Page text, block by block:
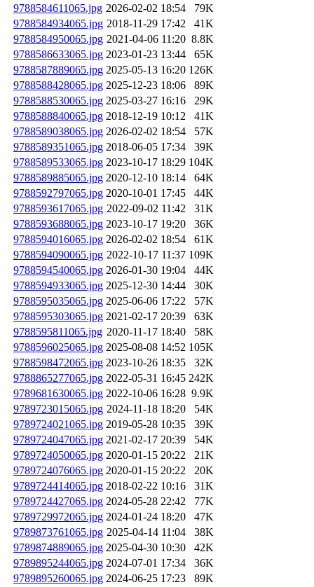
9788584611065.jpg 2026-02-02 18:54
79K
9788584934065.jpg 2018-11-29 17:42
41K
9788584950065.jpg 2021-04-06 11:20 8.8K
9788586633065.jpg 2023-01-23 13:44
65K
9788587889065.jpg 2025-05-13 16:20 126K
9788588428065.jpg 2025-12-23 18:06
89K
9788588530065.jpg 2025-03-27 16:16
29K
9788588840065.jpg 2018-12-19 10:12
41K
9788589038065.jpg 2026-02-02 18:54
57K
9788589351065.jpg 2018-06-05 17:34
39K
9788589533065.jpg 2023-10-17 18:29 104K
9788589885065.jpg 2020-12-10 18:14
64K
9788592797065.jpg 2020-10-01 17:45
44K
9788593617065.jpg 2022-09-02 11:42
31K
9788593688065.jpg 2023-10-17 19:20
36K
9788594016065.jpg 2026-02-02 18:54
61K
9788594090065.jpg 2022-10-17 11:37 109K
9788594540065.jpg 2026-01-30 19:04
44K
9788594933065.jpg 2025-12-30 14:44
30K
9788595035065.jpg 2025-06-06 17:22
57K
9788595303065.jpg 2021-02-17 20:39
63K
9788595811065.jpg 2020-11-17 18:40
58K
9788596025065.jpg 2025-08-08 14:52 105K
9788598472065.jpg 2023-10-26 18:35
32K
9788865277065.jpg 2022-05-31 16:45 242K
9789681630065.jpg 2022-10-06 16:28 9.9K
9789723015065.jpg 2024-11-18 18:20
54K
9789724021065.jpg 2019-05-28 10:35
39K
9789724047065.jpg 2021-02-17 20:39
54K
9789724050065.jpg 2020-01-15 20:22
21K
9789724076065.jpg 2020-01-15 20:22
20K
9789724414065.jpg 2018-02-22 10:16
31K
9789724427065.jpg 2024-05-28 22:42
77K
9789729972065.jpg 2024-01-24 18:20
47K
9789873761065.jpg 2025-04-14 11:04
38K
9789874889065.jpg 2025-04-30 10:30
42K
9789895244065.jpg 2024-07-01 17:34
36K
9789895260065.jpg 2024-06-25 17:23
89K